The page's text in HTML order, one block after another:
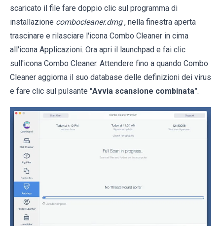
scaricato il file fare doppio clic sul programma di
installazione combocleaner.dmg , nella finestra aperta
trascinare e rilasciare l'icona Combo Cleaner in cima
all'icona Applicazioni. Ora apri il launchpad e fai clic
sull'icona Combo Cleaner. Attendere fino a quando Combo
Cleaner aggiorna il suo database delle definizioni dei virus
e fare clic sul pulsante "Avvia scansione combinata".